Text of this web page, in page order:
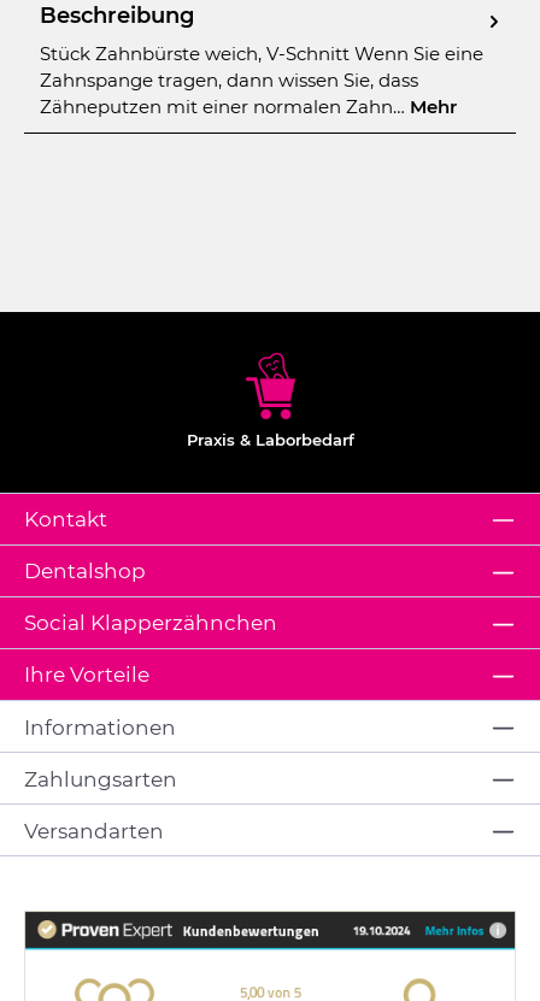
Beschreibung
Stück Zahnbürste weich, V-Schnitt Wenn Sie eine
Zahnspange tragen, dann wissen Sie, dass
Zähneputzen mit einer normalen Zahn… Mehr
Praxis & Laborbedarf
Kontakt
Dentalshop
Ihre Vorteile
Social Klapperzähnchen
Informationen
Zahlungsarten
Versandarten